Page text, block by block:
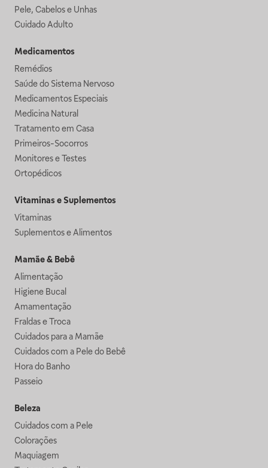
Pele, Cabelos e Unhas
Cuidado Adulto
Medicamentos
Remédios
Saúde do Sistema Nervoso
Medicamentos Especiais
Medicina Natural
Tratamento em Casa
Primeiros-Socorros
Monitores e Testes
Ortopédicos
Vitaminas e Suplementos
Vitaminas
Suplementos e Alimentos
Mamãe & Bebê
Alimentação
Higiene Bucal
Amamentação
Fraldas e Troca
Cuidados para a Mamãe
Cuidados com a Pele do Bebê
Hora do Banho
Passeio
Beleza
Cuidados com a Pele
Colorações
Maquiagem